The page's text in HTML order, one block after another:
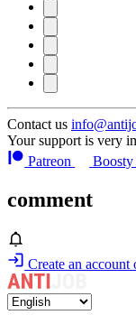
Contact us
Your support is very
Patreon
Boosty
comment
Create an account